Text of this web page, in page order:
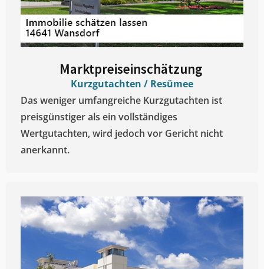
Marktpreiseinschätzung ​
Kurzgutachten / Resümee
Das weniger umfangreiche Kurzgutachten ist
preisgünstiger als ein vollständiges
Wertgutachten, wird jedoch vor Gericht nicht
anerkannt.